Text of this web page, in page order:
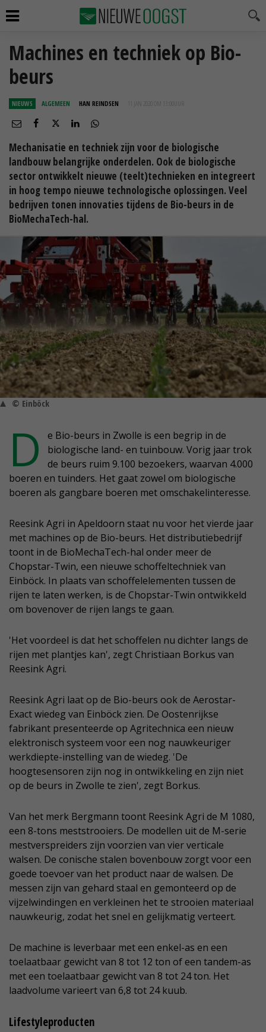
Machines en techniek op Bio-
beurs
NIEUWS ALGEMEEN HAN REINDSEN 11 JAN 2020 OM 13:00
Mechanisatie en techniek zijn voor de biologische
landbouw belangrijke onderdelen. Ook de biologische
sector ontwikkelt nieuwe (teelt)technieken en integreert
in hoog tempo nieuwe technologische oplossingen. Veel
bedrijven tonen innovaties tijdens de Bio-beurs in de
BioMechaTech-hal.
© Einböck
D
e Bio-beurs in Zwolle is een begrip in de
biologische land- en tuinbouw. Vorig jaar trok
de beurs ruim 9.100 bezoekers, waarvan 4.000
boeren en tuinders. Het gaat zowel om biologische
boeren als gangbare boeren met omschakelinteresse.
Reesink Agri in Apeldoorn staat nu voor het vierde jaar
met machines op de Bio-beurs. Het distributiebedrijf
toont in de BioMechaTech-hal onder meer de
Chopstar-Twin, een nieuwe schoffeltechniek van
Einböck. In plaats van schoffelelementen tussen de
rijen te laten werken, is de Chopstar-Twin ontwikkeld
om bovenover de rijen langs te gaan.
'Het voordeel is dat het schoffelen nu dichter langs de
rijen met plantjes kan', zegt Christiaan Borkus van
Reesink Agri.
Reesink Agri laat op de Bio-beurs ook de Aerostar-
Exact wiedeg van Einböck zien. De Oostenrijkse
fabrikant presenteerde op Agritechnica een nieuw
elektronisch systeem voor een nog nauwkeuriger
werkdiepte-instelling van de wiedeg. 'De
hoogtesensoren zijn nog in ontwikkeling en zijn niet
op de beurs in Zwolle te zien', zegt Borkus.
Van het merk Bergmann toont Reesink Agri de M 1080,
een 8-tons meststrooiers. De modellen uit de M-serie
mestverspreiders zijn voorzien van vier verticale
walsen. De conische stalen bovenbouw zorgt voor een
goede toevoer van het product naar de walsen. De
messen zijn van gehard staal en gemonteerd op de
vijzelwindingen en verkleinen het te strooien materiaal
nauwkeurig, zodat het snel en gelijkmatig verteert.
De machine is leverbaar met een enkel-as en een
toelaatbaar gewicht van 8 tot 12 ton of een tandem-as
met een toelaatbaar gewicht van 8 tot 24 ton. Het
laadvolume varieert van 6,8 tot 24 kuub.
Lifestyleproducten